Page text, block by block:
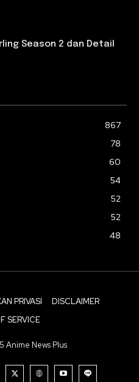
Season 2 dan Detail
867
78
60
54
52
52
48
PRIVASI
DISCLAIMER
SERVICE
News Plus